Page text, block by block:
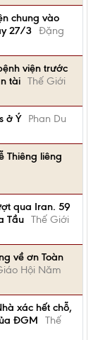
chung vào
27/3 Đặng
viện trước
tài Thế Giới
ở Ý
Phan Du
Thiêng liêng
qua Iran. 59
Tầu Thế Giới
về ơn Toàn
Hội Năm
xác hết chỗ,
ĐGM
Thế